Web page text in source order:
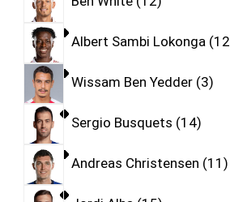
Albert Sambi Lokonga 12
Wissam Ben Yedder 3
Sergio Busquets 14
Andreas Christensen 11